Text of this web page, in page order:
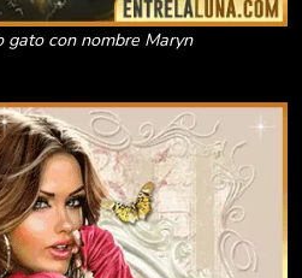
gato con nombre Maryn